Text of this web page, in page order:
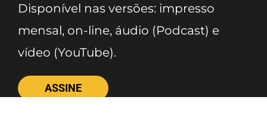
Disponível nas versões: impresso
mensal, on-line, áudio (Podcast) e
vídeo (YouTube).
ASSINE